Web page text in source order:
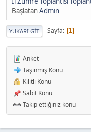
BaşlatanAdmin
YUKARI GIT Sayfa 1
Anket
Taşınmış Konu
Kilitli Konu
Sabit Konu
Takip ettiğiniz konu